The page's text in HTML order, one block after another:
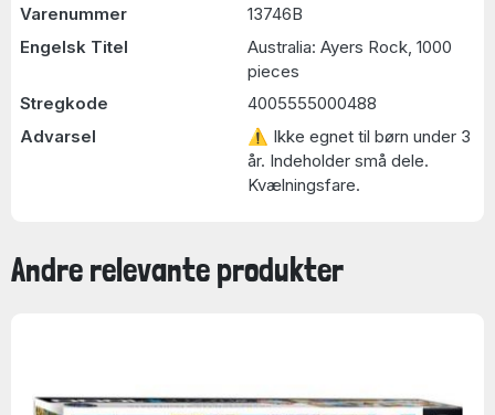
Varenummer
13746B
Engelsk Titel
Australia: Ayers Rock, 1000
pieces
Stregkode
4005555000488
Advarsel
⚠ Ikke egnet til børn under 3
år. Indeholder små dele.
Kvælningsfare.
Andre relevante produkter